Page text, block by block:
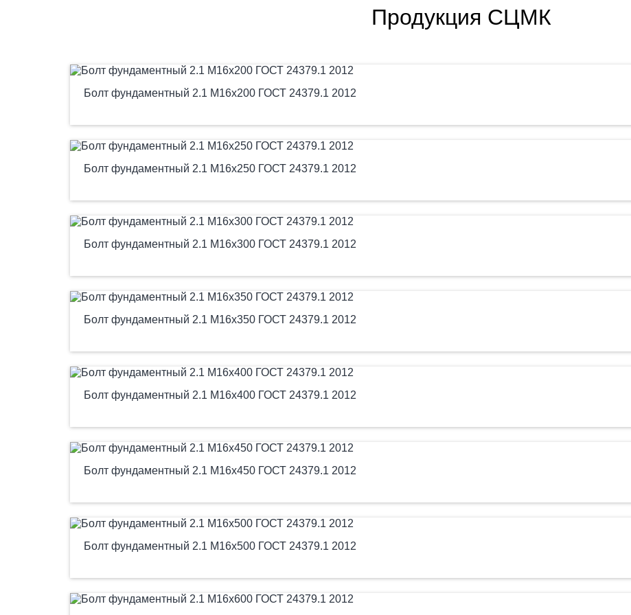
Продукция СЦМК
Болт фундаментный 2.1 М16х200 ГОСТ 24379.1 2012
Болт фундаментный 2.1 М16х250 ГОСТ 24379.1 2012
Болт фундаментный 2.1 М16х300 ГОСТ 24379.1 2012
Болт фундаментный 2.1 М16х350 ГОСТ 24379.1 2012
Болт фундаментный 2.1 М16х400 ГОСТ 24379.1 2012
Болт фундаментный 2.1 М16х450 ГОСТ 24379.1 2012
Болт фундаментный 2.1 М16х500 ГОСТ 24379.1 2012